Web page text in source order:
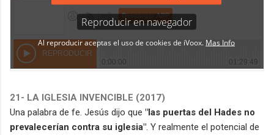
21- LA IGLESIA INVENCIBLE (2017)
Una palabra de fe. Jesús dijo que "las puertas del Hades no
prevalecerían contra su iglesia" . Y realmente el potencial de